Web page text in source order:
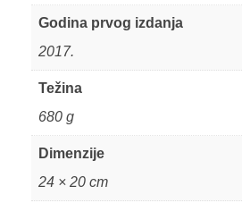
Godina prvog izdanja
2017.
Težina
680 g
Dimenzije
24 × 20 cm